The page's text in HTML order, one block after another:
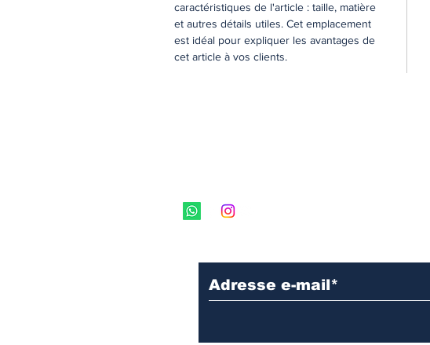
caractéristiques de l'article : taille, matière
et autres détails utiles. Cet emplacement
est idéal pour expliquer les avantages de
cet article à vos clients.